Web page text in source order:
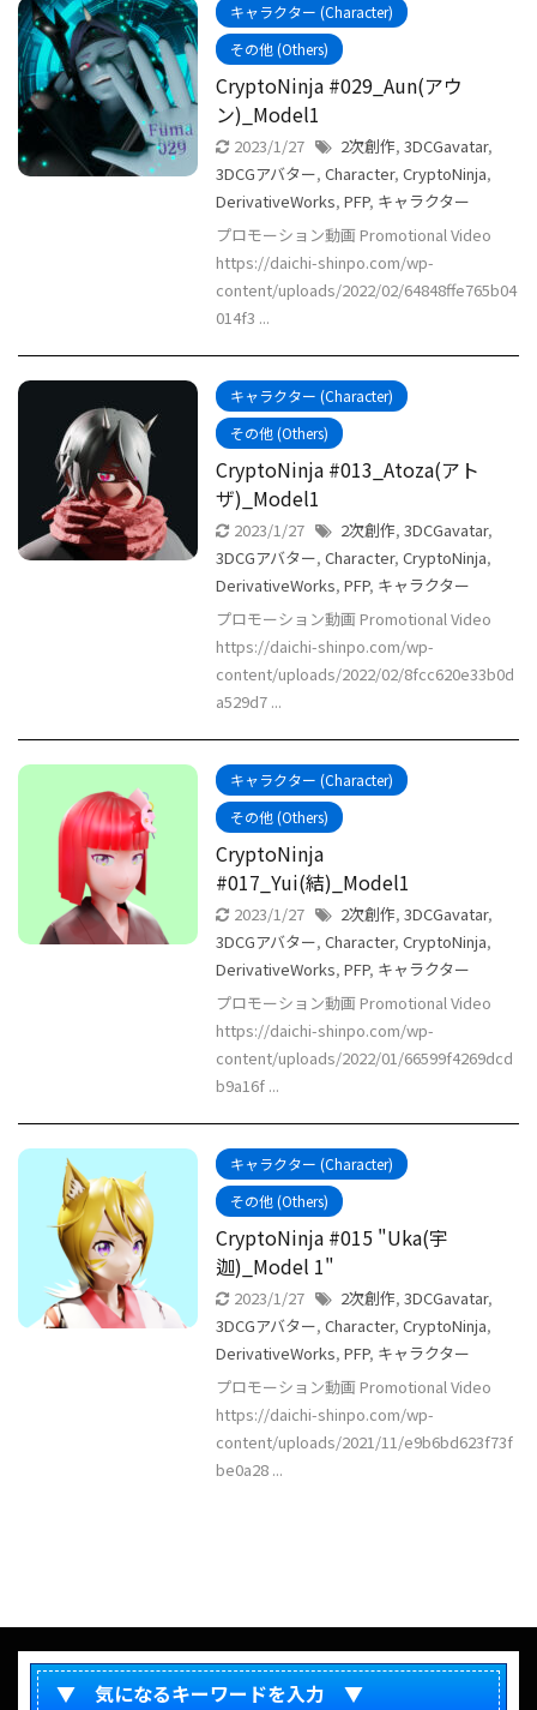
キャラクター (Character)
その他 (Others)
CryptoNinja #029_Aun(アウ
ン)_Model1
2023/1/27 2次創作, 3DCGavatar,
3DCGアバター, Character, CryptoNinja,
DerivativeWorks, PFP, キャラクター
プロモーション動画 Promotional Video
https://daichi-shinpo.com/wp-
content/uploads/2022/02/64848ffe765b04
014f3 ...
キャラクター (Character)
その他 (Others)
CryptoNinja #013_Atoza(アト
ザ)_Model1
2023/1/27 2次創作, 3DCGavatar,
3DCGアバター, Character, CryptoNinja,
DerivativeWorks, PFP, キャラクター
プロモーション動画 Promotional Video
https://daichi-shinpo.com/wp-
content/uploads/2022/02/8fcc620e33b0d
a529d7 ...
キャラクター (Character)
その他 (Others)
CryptoNinja
#017_Yui(結)_Model1
2023/1/27 2次創作, 3DCGavatar,
3DCGアバター, Character, CryptoNinja,
DerivativeWorks, PFP, キャラクター
プロモーション動画 Promotional Video
https://daichi-shinpo.com/wp-
content/uploads/2022/01/66599f4269dcd
b9a16f ...
キャラクター (Character)
その他 (Others)
CryptoNinja #015 "Uka(宇
迦)_Model 1"
2023/1/27 2次創作, 3DCGavatar,
3DCGアバター, Character, CryptoNinja,
DerivativeWorks, PFP, キャラクター
プロモーション動画 Promotional Video
https://daichi-shinpo.com/wp-
content/uploads/2021/11/e9b6bd623f73f
be0a28 ...
▼ 気になるキーワードを入力 ▼